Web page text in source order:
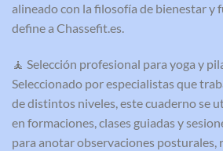
alineado con la filosofía de bienestar y
define a Chassefit.es.
🧘 Selección profesional para yoga y
Seleccionado por especialistas que
de distintos niveles, este cuaderno se
en formaciones, clases guiadas y
para anotar observaciones posturales,